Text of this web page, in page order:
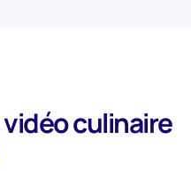
vidéo culinaire